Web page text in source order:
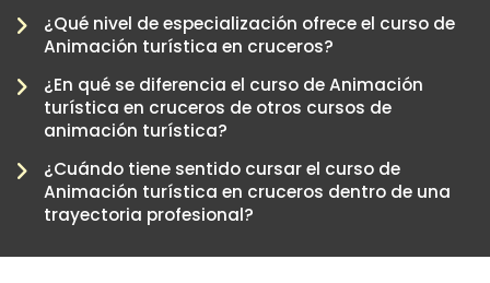
¿Qué nivel de especialización ofrece el curso de
Animación turística en cruceros?
¿En qué se diferencia el curso de Animación
turística en cruceros de otros cursos de
animación turística?
¿Cuándo tiene sentido cursar el curso de
Animación turística en cruceros dentro de una
trayectoria profesional?